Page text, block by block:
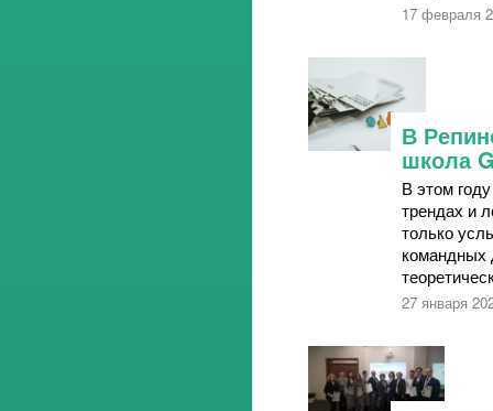
17 февраля
В
школа
В этом
трендах и
только
командных
27 января